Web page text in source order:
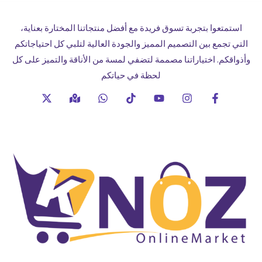
استمتعوا بتجربة تسوق فريدة مع أفضل منتجاتنا المختارة بعناية،
التي تجمع بين التصميم المميز والجودة العالية لتلبي كل احتياجاتكم
وأذواقكم. اختياراتنا مصممة لتضفي لمسة من الأناقة والتميز على كل
لحظة في حياتكم